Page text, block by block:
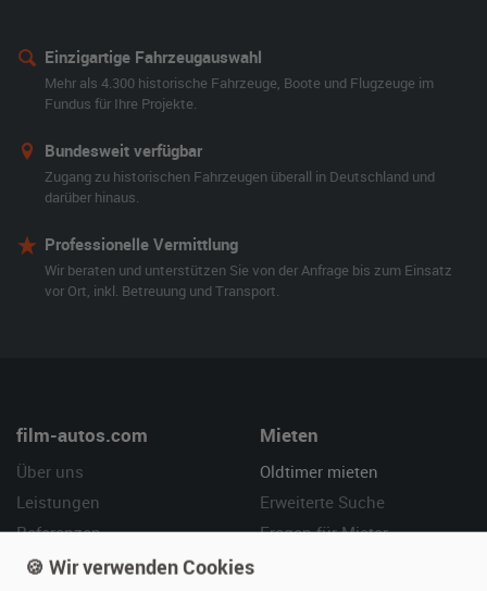
Einzigartige Fahrzeugauswahl
Mehr als 4.300 historische Fahrzeuge, Boote und Flugzeuge im
Fundus für Ihre Projekte.
Bundesweit verfügbar
Zugang zu historischen Fahrzeugen überall in Deutschland und
darüber hinaus.
Professionelle Vermittlung
Wir beraten und unterstützen Sie von der Anfrage bis zum Einsatz
vor Ort, inkl. Betreuung und Transport.
film-autos.com
Über uns
Leistungen
Referenzen
Kundenmeinungen
Mieten
Oldtimer mieten
Erweiterte Suche
Fragen für Mieter
🍪 Wir verwenden Cookies